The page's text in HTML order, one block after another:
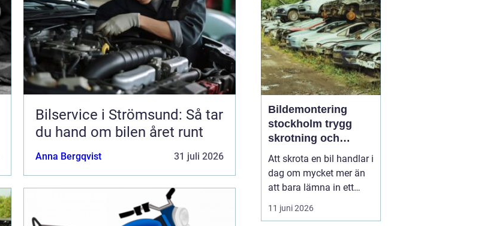
Bilservice i Strömsund: Så tar
du hand om bilen året runt
Anna Bergqvist 31 juli 2026
Bildemontering
stockholm trygg
skrotning och
smarta reservdelar
Att skrota en bil handlar i
dag om mycket mer än
att bara lämna in ett
gammalt fordon. För
många bilägare i och
11 juni 2026